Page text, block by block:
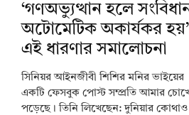
‘গণঅভ্যুত্থান হলে
অটোমেটিক অকার্যকর
এই ধারণার সমালোচনা
সিনিয়র আইনজীবী শিশির মনির ভাইয়ের
একটি ফেসবুক পোস্ট সম্প্রতি আমার
পড়েছে। তিনি লিখেছেন: দুনিয়ার কোথাও